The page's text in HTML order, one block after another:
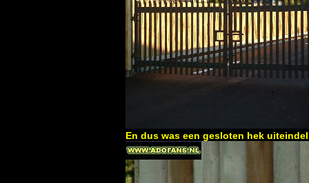
En dus was een gesloten hek